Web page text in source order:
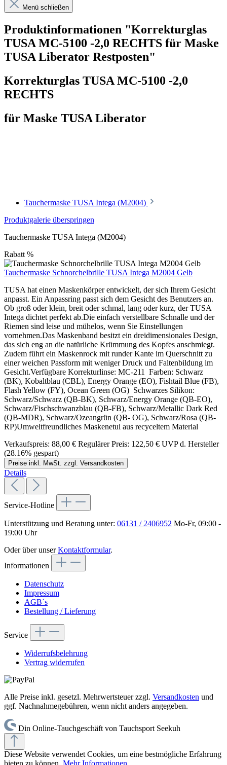
Menü schließen
Produktinformationen "Korrekturglas
TUSA MC-5100 -2,0 RECHTS für Maske
TUSA Liberator Restposten"
Korrekturglas TUSA MC-5100 -2,0
RECHTS
für Maske TUSA Liberator
Tauchermaske TUSA Intega (M2004)
Produktgalerie überspringen
Tauchermaske TUSA Intega (M2004)
Rabatt %
Tauchermaske Schnorchelbrille TUSA Intega M2004 Gelb
TUSA hat einen Maskenkörper entwickelt, der sich Ihrem Gesicht
anpasst. Ein Anpassring passt sich dem Gesicht des Benutzers an.
Ob groß oder klein, breit oder schmal, lang oder kurz, der TUSA
Intega dichtet perfekt ab.Die einfach verstellbare Schnalle und der
Riemen sind leise und mühelos, wenn Sie Einstellungen
vornehmen.Das Maskenband besitzt ein dreidimensionales Design,
das sich eng an die natürliche Krümmung des Kopfes anschmiegt.
Zudem führt ein Maskenrock mit runder Kante im Querschnitt zu
einer weichen Passform mit weniger Druck und Faltenbildung im
Gesicht.Verfügbare Korrekturlinse: MC-211 Farben: Schwarz
(BK), Kobaltblau (CBL), Energy Orange (EO), Fishtail Blue (FB),
Flash Yellow (FY), Ocean Green (OG) Schwarzes Silikon:
Schwarz/Schwarz (QB-BK), Schwarz/Energy Orange (QB-EO),
Schwarz/Fischschwanzblau (QB-FB), Schwarz/Metallic Dark Red
(QB-MDR), Schwarz/Ozeangrün (QB- OG), Schwarz/Rosa (QB-
RP)Umweltfreundliches Maskenetui aus recyceltem Material
Verkaufspreis: 88,00 € Regulärer Preis: 122,50 € UVP d. Hersteller
(28.16% gespart)
Preise inkl. MwSt. zzgl. Versandkosten
Details
Service-Hotline
Unterstützung und Beratung unter: 06131 / 2406952 Mo-Fr, 09:00 -
19:00 Uhr
Oder über unserKontaktformular.
Informationen
Datenschutz
Impressum
AGB´s
Bestellung / Lieferung
Service
Widerrufsbelehrung
Vertrag widerrufen
Alle Preise inkl. gesetzl. Mehrwertsteuer zzgl. Versandkosten und
ggf. Nachnahmegebühren, wenn nicht anders angegeben.
Din Online-Tauchgeschäft von Tauchsport Seekuh
Diese Website verwendet Cookies, um eine bestmögliche Erfahrung
bieten zu können. Mehr Informationen ...